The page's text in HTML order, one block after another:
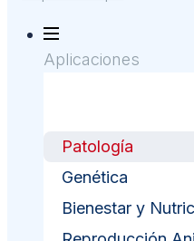
Aplicaciones
Patología
Genética
Bienestar y